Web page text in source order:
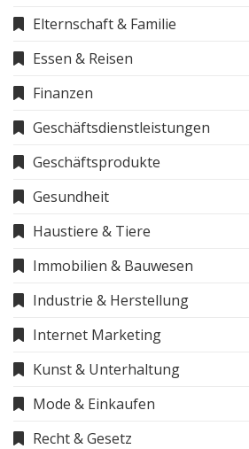
Elternschaft & Familie
Essen & Reisen
Finanzen
Geschäftsdienstleistungen
Geschäftsprodukte
Gesundheit
Haustiere & Tiere
Immobilien & Bauwesen
Industrie & Herstellung
Internet Marketing
Kunst & Unterhaltung
Mode & Einkaufen
Recht & Gesetz